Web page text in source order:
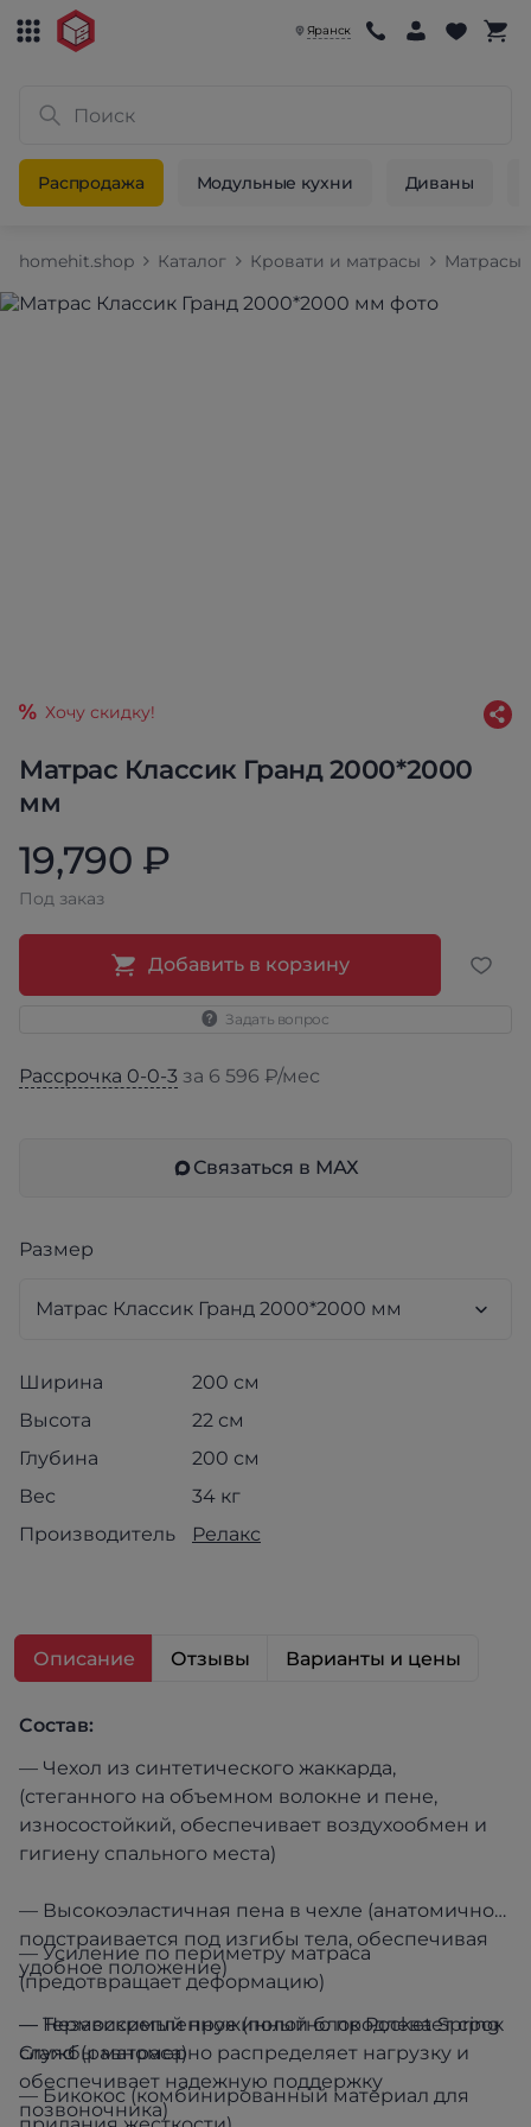
Яранск
Распродажа Модульные кухни Диваны
homehit.shop Каталог Кровати и матрасы Матрасы
Матрас Классик Гранд 2000*2000
мм
Хочу скидку!
19,790 ₽
Под заказ
Добавить в корзину
Задать вопрос
Рассрочка 0-0-3 за 6 596 ₽/мес
Связаться в МАХ
Размер
Ширина
200 см
Высота
22 см
Глубина
200 см
Вес
34 кг
Производитель
Релакс
Описание Отзывы Варианты и цены
Состав:
— Чехол из синтетического жаккарда,
(стеганного на объемном волокне и пене,
износостойкий, обеспечивает воздухообмен и
гигиену спального места)
— Высокоэластичная пена в чехле (анатомично
подстраивается под изгибы тела, обеспечивая
удобное положение)
— Независимый пружинный блок Pocket Spring
Grand (равномерно распределяет нагрузку и
обеспечивает надежную поддержку
позвоночника)
— Усиление по периметру матраса
(предотвращает деформацию)
— Термоскрепленное (полотно продлевает срок
службы матраса)
— Бикокос (комбинированный материал для